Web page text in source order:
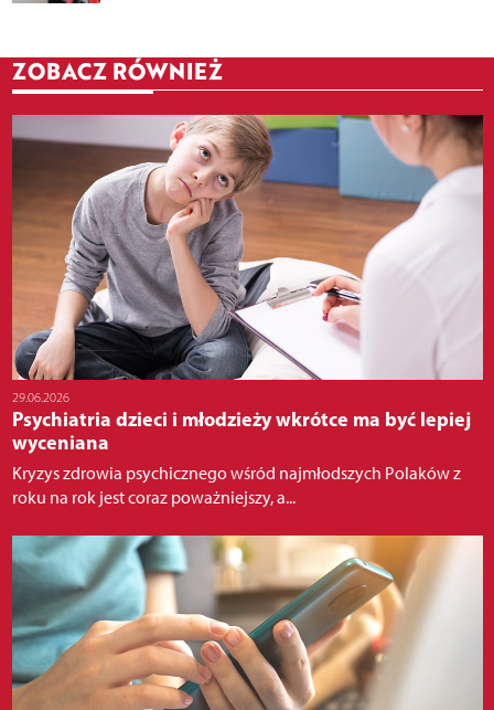
ZOBACZ RÓWNIEŻ
29.06.2026
Psychiatria dzieci i młodzieży wkrótce ma być lepiej
wyceniana
Kryzys zdrowia psychicznego wśród najmłodszych Polaków z
roku na rok jest coraz poważniejszy, a...